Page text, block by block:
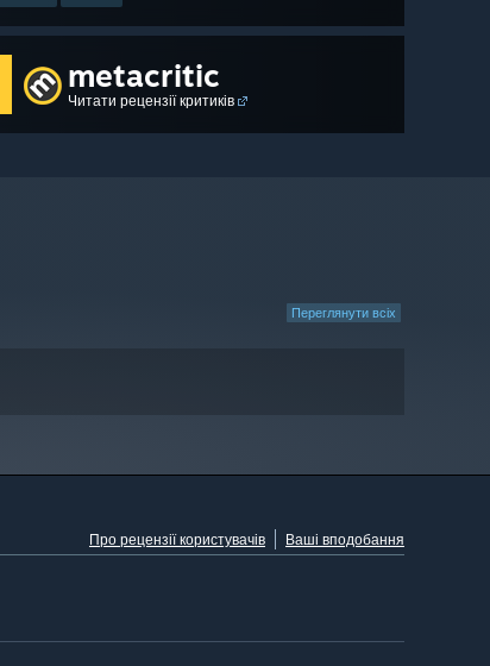
metacritic
Читати рецензії критиків
Переглянути всіх
Про рецензії користувачів Ваші вподобання